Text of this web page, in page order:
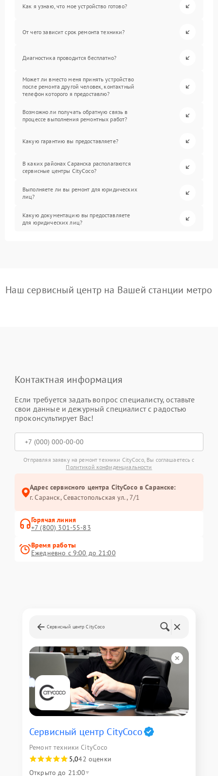
Как я узнаю, что мое устройство готово?
От чего зависит срок ремонта техники?
Диагностика проводится бесплатно?
Может ли вместо меня принять устройство
после ремонта другой человек, контактный
телефон которого я предоставлю?
Возможно ли получать обратную связь в
процессе выполнения ремонтных работ?
Какую гарантию вы предоставляете?
В каких районах Саранска располагаются
сервисные центры CityCoco?
Выполняете ли вы ремонт для юридических
лиц?
Какую документацию вы предоставляете
для юридических лиц?
Наш сервисный центр на Вашей станции метро
Контактная информация
Если требуется задать вопрос специалисту, оставьте
свои данные и дежурный специалист с радостью
проконсультирует Вас!
Отправляя заявку на ремонт техники CityCoco, Вы соглашаетесь с
Политикой конфиденциальности
Адрес сервисного центра CityCoco в Саранске:
г. Саранск, Севастопольская ул., 7/1
Горячая линия
+7 (800) 301-55-83
Время работы
Ежедневно с 9:00 до 21:00
Сервисный центр CityCoco
Сервисный центр CityCoco
Ремонт техники CityCoco
5,042 оценки
Открыто до 21:00